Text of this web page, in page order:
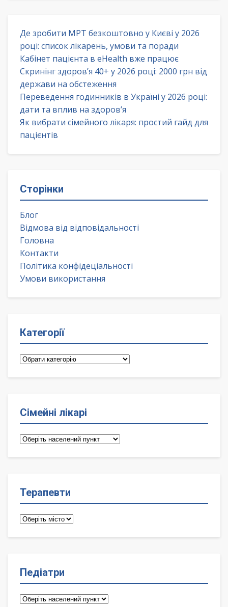
Де зробити МРТ безкоштовно у Києві у 2026
році: список лікарень, умови та поради
Кабінет пацієнта в eHealth вже працює
Скринінг здоров’я 40+ у 2026 році: 2000 грн від
держави на обстеження
Переведення годинників в Україні у 2026 році:
дати та вплив на здоров’я
Як вибрати сімейного лікаря: простий гайд для
пацієнтів
Сторінки
Блог
Відмова від відповідальності
Головна
Контакти
Політика конфідеціальності
Умови використання
Категорії
Категорії
Сімейні лікарі
Сімейні
Терапевти
Терапевти
Педіатри
Педіатри